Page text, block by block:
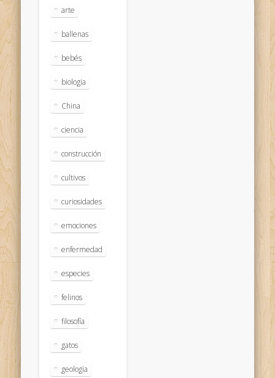
arte
ballenas
bebés
biologia
China
ciencia
construcción
cultivos
curiosidades
emociones
enfermedad
especies
felinos
filosofía
gatos
geologia